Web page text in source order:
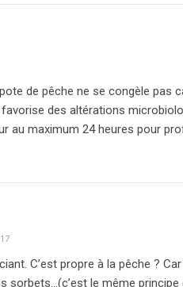
de pêche ne se congèle pas
des altérations
au maximum 24 heures pour
C’est propre à la pêche ?
sorbets…(c’est le même principe